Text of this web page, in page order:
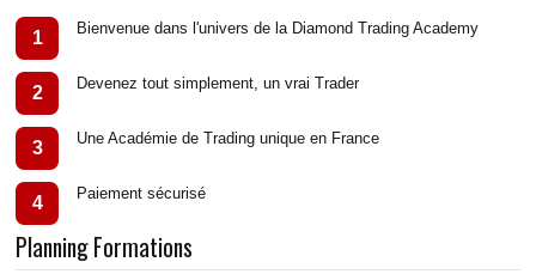
1 Bienvenue dans l'univers de la Diamond Trading Academy
2 Devenez tout simplement, un vrai Trader
3 Une Académie de Trading unique en France
4 Paiement sécurisé
Planning Formations